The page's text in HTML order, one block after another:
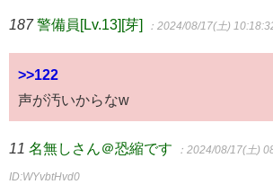
187 警備員[Lv.13][芽] ：2024/08/17(土)
>>122
声が汚いからなw
11 名無しさん＠恐縮です ：2024/08/17(土)
ID:WYvbtHvd0